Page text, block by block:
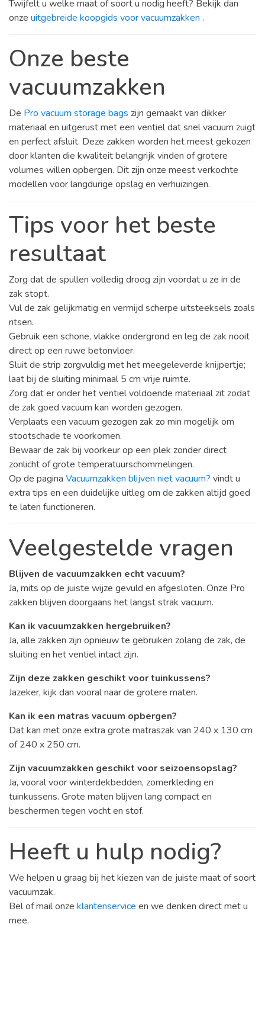
Twijfelt u welke maat of soort u nodig heeft? Bekijk dan
onze uitgebreide koopgids voor vacuumzakken .
Onze beste
vacuumzakken
De Pro vacuum storage bags zijn gemaakt van dikker
materiaal en uitgerust met een ventiel dat snel vacuum zuigt
en perfect afsluit. Deze zakken worden het meest gekozen
door klanten die kwaliteit belangrijk vinden of grotere
volumes willen opbergen. Dit zijn onze meest verkochte
modellen voor langdurige opslag en verhuizingen.
Tips voor het beste
resultaat
Zorg dat de spullen volledig droog zijn voordat u ze in de
zak stopt.
Vul de zak gelijkmatig en vermijd scherpe uitsteeksels zoals
ritsen.
Gebruik een schone, vlakke ondergrond en leg de zak nooit
direct op een ruwe betonvloer.
Sluit de strip zorgvuldig met het meegeleverde knijpertje;
laat bij de sluiting minimaal 5 cm vrije ruimte.
Zorg dat er onder het ventiel voldoende materiaal zit zodat
de zak goed vacuum kan worden gezogen.
Verplaats een vacuum gezogen zak zo min mogelijk om
stootschade te voorkomen.
Bewaar de zak bij voorkeur op een plek zonder direct
zonlicht of grote temperatuurschommelingen.
Op de pagina Vacuumzakken blijven niet vacuum? vindt u
extra tips en een duidelijke uitleg om de zakken altijd goed
te laten functioneren.
Veelgestelde vragen
Blijven de vacuumzakken echt vacuum?
Ja, mits op de juiste wijze gevuld en afgesloten. Onze Pro
zakken blijven doorgaans het langst strak vacuum.
Kan ik vacuumzakken hergebruiken?
Ja, alle zakken zijn opnieuw te gebruiken zolang de zak, de
sluiting en het ventiel intact zijn.
Zijn deze zakken geschikt voor tuinkussens?
Jazeker, kijk dan vooral naar de grotere maten.
Kan ik een matras vacuum opbergen?
Dat kan met onze extra grote matraszak van 240 x 130 cm
of 240 x 250 cm.
Zijn vacuumzakken geschikt voor seizoensopslag?
Ja, vooral voor winterdekbedden, zomerkleding en
tuinkussens. Grote maten blijven lang compact en
beschermen tegen vocht en stof.
Heeft u hulp nodig?
We helpen u graag bij het kiezen van de juiste maat of soort
vacuumzak.
Bel of mail onze klantenservice en we denken direct met u
mee.